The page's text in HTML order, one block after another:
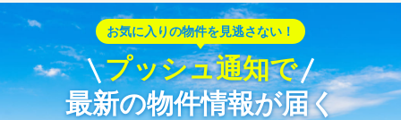
お気に入りの物件を見逃さない！
プッシュ通知で
最新の物件情報が届く